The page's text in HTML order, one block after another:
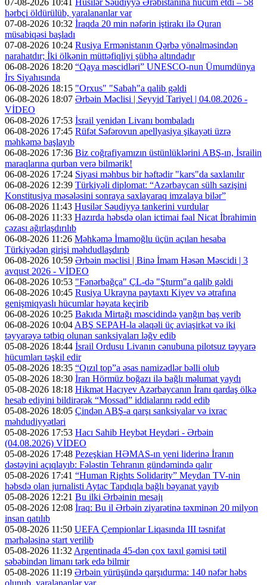
07-08-2026 10:41
Husilər Səudiyyə Ərəbistanına hücum etdi – 58
hərbçi öldürülüb, yaralananlar var
07-08-2026 10:32 İraqda 20 min nəfərin iştirakı ilə Quran
müsabiqəsi başladı
07-08-2026 10:24 Rusiya Ermənistanın Qərbə yönəlməsindən
narahatdır; İki ölkənin müttəfiqliyi şübhə altındadır
06-08-2026 18:20 “Qaya məscidləri” UNESCO-nun Ümumdünya
İrs Siyahısında
06-08-2026 18:15 "Orxus" "Sabah"a qalib gəldi
06-08-2026 18:07 Ərbəin Məclisi | Seyyid Tariyel | 04.08.2026 -
VİDEO
06-08-2026 17:53 İsrail yenidən Livanı bombaladı
06-08-2026 17:45 Rüfət Səfərovun apellyasiya şikayəti üzrə
məhkəmə başlayıb
06-08-2026 17:36 Biz coğrafiyamızın üstünlüklərini ABŞ-ın, İsrailin
maraqlarına qurban verə bilmərik!
06-08-2026 17:24 Siyasi məhbus bir həftədir "kars"da saxlanılır
06-08-2026 12:39 Türkiyəli diplomat: “Azərbaycan sülh sazişini
Konstitusiya məsələsini sonraya saxlayaraq imzalaya bilər”
06-08-2026 11:43 Husilər Səudiyyə tankerini vurdular
06-08-2026 11:33 Hazırda həbsdə olan ictimai fəal Nicat İbrahimin
cəzası ağırlaşdırılıb
06-08-2026 11:26 Məhkəmə İmamoğlu üçün açılan hesaba
Türkiyədən girişi məhdudlaşdırıb
06-08-2026 10:59 Ərbəin məclisi | Binə İmam Həsən Məscidi | 3
avqust 2026 - VİDEO
06-08-2026 10:53 "Fənərbağça" ÇL-də "Şturm"a qalib gəldi
06-08-2026 10:45 Rusiya Ukrayna paytaxtı Kiyev və ətrafına
genişmiqyaslı hücumlar həyata keçirib
06-08-2026 10:25 Bakıda Mirtağı məscidində yanğın baş verib
06-08-2026 10:04 ABŞ SEPAH-la əlaqəli üç aviaşirkət və iki
təyyarəyə tətbiq olunan sanksiyaları ləğv edib
05-08-2026 18:44 İsrail Ordusu Livanın cənubuna pilotsuz təyyarə
hücumları təşkil edir
05-08-2026 18:35 “Qızıl top”a əsas namizədlər bəlli olub
05-08-2026 18:30 İran Hörmüz boğazı ilə bağlı məlumat yaydı
05-08-2026 18:18 Hikmət Hacıyev Azərbaycanın İranı qardaş ölkə
hesab ediyini bildirərək “Mossad” iddialarını rədd edib
05-08-2026 18:05 Çindən ABŞ-a qarşı sanksiyalar və ixrac
məhdudiyyətləri
05-08-2026 17:53 Hacı Sahib Heybət Heydəri - Ərbəin
(04.08.2026) VİDEO
05-08-2026 17:48 Pezeşkian HƏMAS-ın yeni liderinə İranın
dəstəyini açıqlayıb: Fələstin Tehranın gündəmində qalır
05-08-2026 17:41 “Human Rights Solidarity” Meydan TV-nin
həbsdə olan jurnalisti Aytac Tapdıqla bağlı bəyanat yayıb
05-08-2026 12:21 Bu ilki Ərbəinin mesajı
05-08-2026 12:08 İraq: Bu il Ərbəin ziyarətinə təxminən 20 milyon
insan qatılıb
05-08-2026 11:50 UEFA Çempionlar Liqasında III təsnifat
mərhələsinə start verilib
05-08-2026 11:32 Argentinada 45-dən çox taxıl gəmisi tətil
səbəbindən limanı tərk edə bilmir
05-08-2026 11:19 Ərbəin yürüşündə qarşıdurma: 140 nəfər həbs